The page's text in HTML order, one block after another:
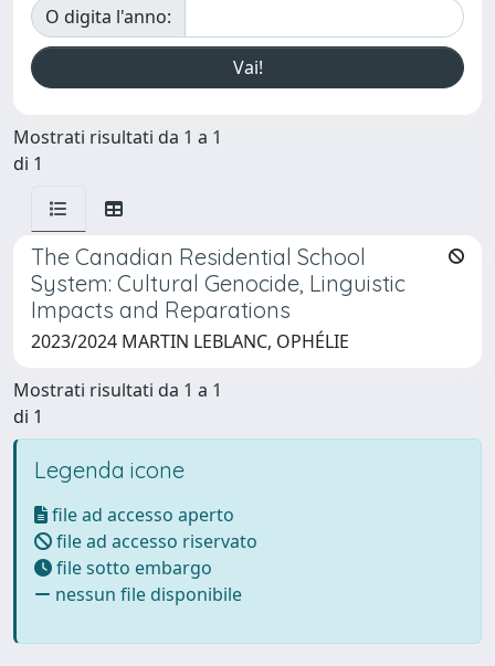
O digita l'anno:
Mostrati risultati da 1 a 1
di 1
The Canadian Residential School
System: Cultural Genocide, Linguistic
Impacts and Reparations
2023/2024 MARTIN LEBLANC, OPHÉLIE
Mostrati risultati da 1 a 1
di 1
Legenda icone
file ad accesso aperto
file ad accesso riservato
file sotto embargo
nessun file disponibile